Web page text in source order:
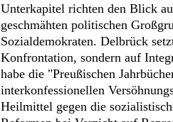
Unterkapitel richten den Blick
geschmähten politischen
Sozialdemokraten. Delbrück
Konfrontation, sondern auf
habe die "Preußischen
interkonfessionellen
Heilmittel gegen die